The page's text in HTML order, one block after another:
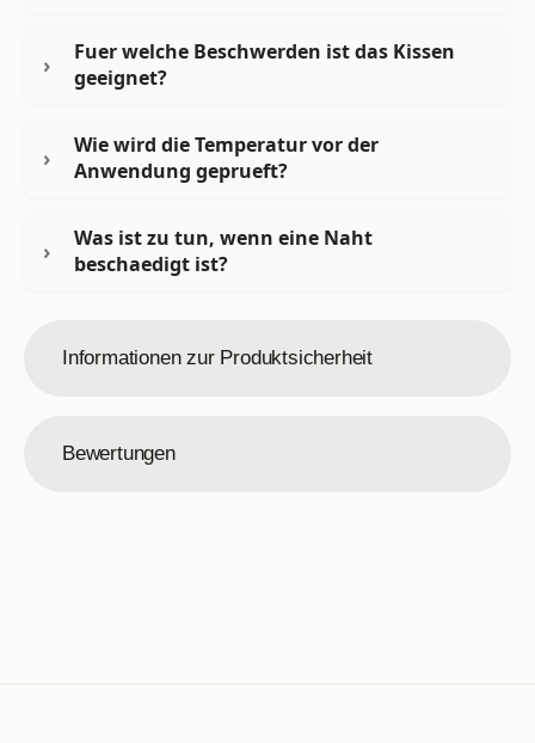
Fuer welche Beschwerden ist das Kissen
geeignet?
Wie wird die Temperatur vor der
Anwendung geprueft?
Was ist zu tun, wenn eine Naht
beschaedigt ist?
Informationen zur Produktsicherheit
Bewertungen